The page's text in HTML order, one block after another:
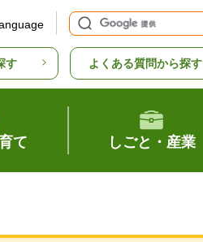
す よくある質問から探す
て しごと・産業